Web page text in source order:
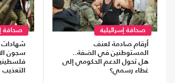
صحافة إسرائيلية
أرقام صادمة لعنف
المستوطنين في الضفة..
هل تحول الدعم الحكومي إلى
غطاء رسمي؟
صحافة
شهادات
سجون
التعذيب